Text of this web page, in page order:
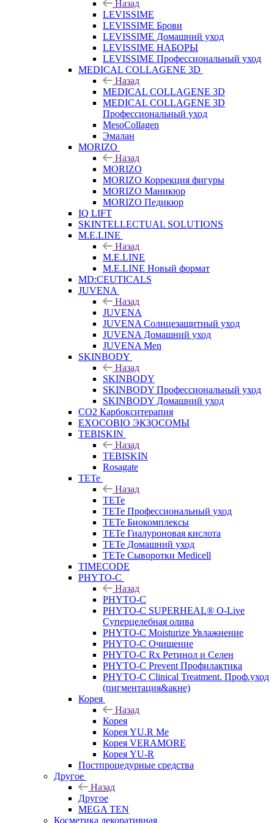
Назад
LEVISSIME
LEVISSIME Брови
LEVISSIME Домашний уход
LEVISSIME НАБОРЫ
LEVISSIME Профессиональный уход
MEDICAL COLLAGENE 3D
Назад
MEDICAL COLLAGENE 3D
MEDICAL COLLAGENE 3D
Профессиональный уход
MesoCollagen
Эмалан
MORIZO
Назад
MORIZO
MORIZO Коррекция фигуры
MORIZO Маникюр
MORIZO Педикюр
IQ LIFT
SKINTELLECTUAL SOLUTIONS
M.E.LINE
Назад
M.E.LINE
M.E.LINE Новый формат
MD:CEUTICALS
JUVENA
Назад
JUVENA
JUVENA Солнцезащитный уход
JUVENA Домашний уход
JUVENA Men
SKINBODY
Назад
SKINBODY
SKINBODY Профессиональный уход
SKINBODY Домашний уход
CO2 Карбокситерапия
EXOCOBIO ЭКЗОСОМЫ
TEBISKIN
Назад
TEBISKIN
Rosagate
TETe
Назад
TETe
TETe Профессиональный уход
TETe Биокомплексы
TETe Гиалуроновая кислота
TETe Домашний уход
TETe Сыворотки Medicell
TIMECODE
PHYTO-C
Назад
PHYTO-C
PHYTO-C SUPERHEAL® O-Live
Суперцелебная олива
PHYTO-C Moisturize Увлажнение
PHYTO-C Очищение
PHYTO-C Rx Ретинол и Селен
PHYTO-C Prevent Профилактика
PHYTO-C Clinical Treatment. Проф.уход
(пигментация&акне)
Корея
Назад
Корея
Корея YU.R Me
Корея VERAMORE
Корея YU-R
Постпроцедурные средства
Другое
Назад
Другое
MEGA TEN
Косметика декоративная